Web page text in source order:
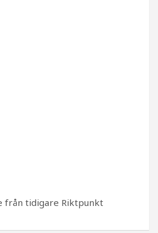
från tidigare Riktpunkt